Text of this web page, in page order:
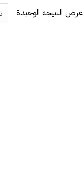
عرض النتيجة الوحيدة